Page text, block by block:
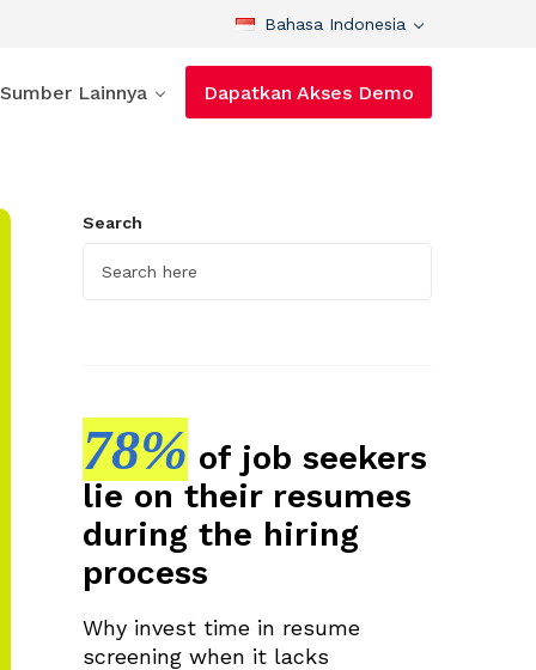
Bahasa Indonesia
Sumber Lainnya Dapatkan Akses Demo
Search
78% of job seekers
lie on their resumes
during the hiring
process
Why invest time in resume
screening when it lacks